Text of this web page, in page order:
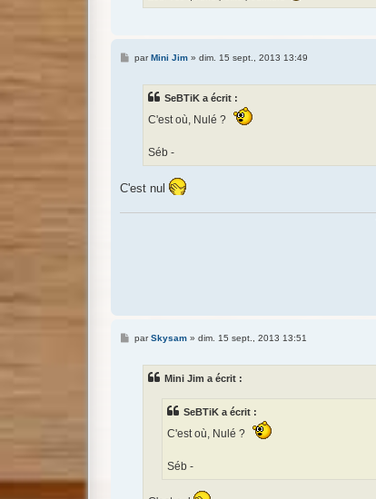
MparMini Jim» dim. 15 sept., 2013 13:49
SeBTiK a écrit :
C'est où, Nulé ?
Séb -
C'est nul
MparSkysam» dim. 15 sept., 2013 13:51
Mini Jim a écrit :
SeBTiK a écrit :
C'est où, Nulé ?
Séb -